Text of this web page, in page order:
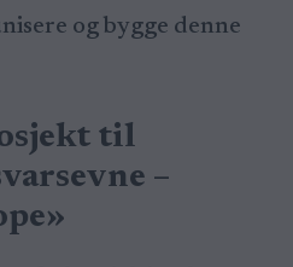
og bygge denne
til
–